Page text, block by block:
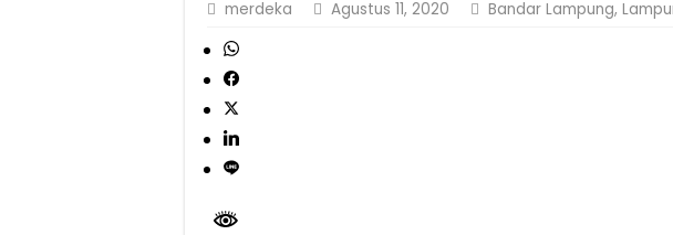
Dirut Jasa Raharja Dampingi Wamenhub Tinjau Penanganan
Jasa Raharja Jamin Seluruh Korban Kebakaran KM Mutiara
Gubernur Mirza Ajak IAI Darul Fattah Cetak SDM Adaptif
Purnama Wulan Sari Mirza Buka SiSeSa Roadshow Lampung
merdeka Agustus 11, 2020 Bandar Lampung,